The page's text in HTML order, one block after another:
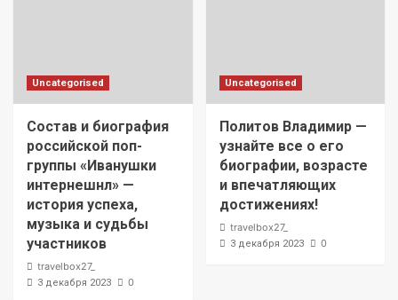
Uncategorised
Состав и биография
российской поп-
группы «Иванушки
интернешнл» —
история успеха,
музыка и судьбы
участников
travelbox27_
3 декабря 2023 0
Uncategorised
Политов Владимир —
узнайте все о его
биографии, возрасте
и впечатляющих
достижениях!
travelbox27_
3 декабря 2023 0